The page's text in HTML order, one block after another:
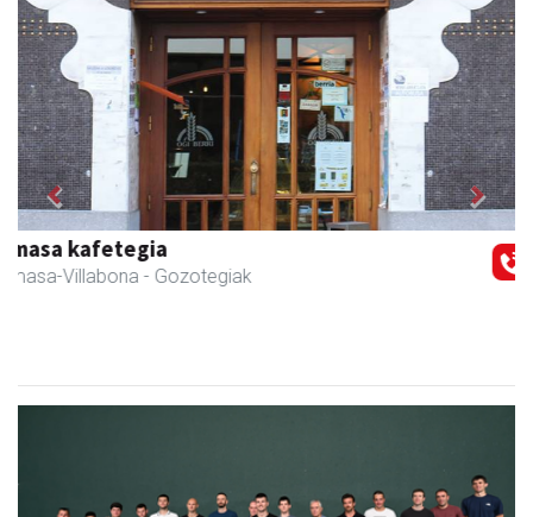
Eizmendi anaiak
Amasa-Villabona - Armategia
Previous Next